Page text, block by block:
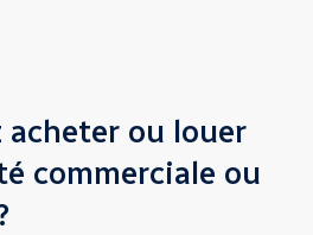
acheter ou louer
commerciale ou